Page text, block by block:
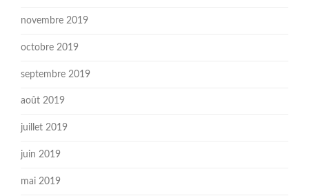
novembre 2019
octobre 2019
septembre 2019
août 2019
juillet 2019
juin 2019
mai 2019